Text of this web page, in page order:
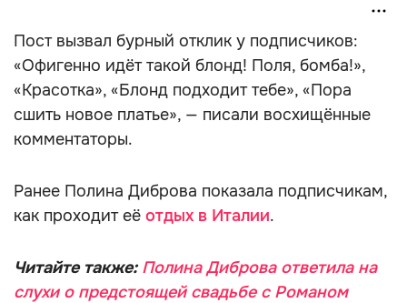
Пост вызвал бурный отклик у подписчиков:
«Офигенно идёт такой блонд! Поля, бомба!»,
«Красотка», «Блонд подходит тебе», «Пора
сшить новое платье», — писали восхищённые
комментаторы.
Ранее Полина Диброва показала подписчикам,
как проходит её отдых в Италии.
Читайте также: Полина Диброва ответила на
слухи о предстоящей свадьбе с Романом